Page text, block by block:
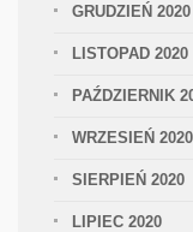
GRUDZIEŃ 2020
LISTOPAD 2020
PAŹDZIERNIK
WRZESIEŃ 2020
SIERPIEŃ 2020
LIPIEC 2020